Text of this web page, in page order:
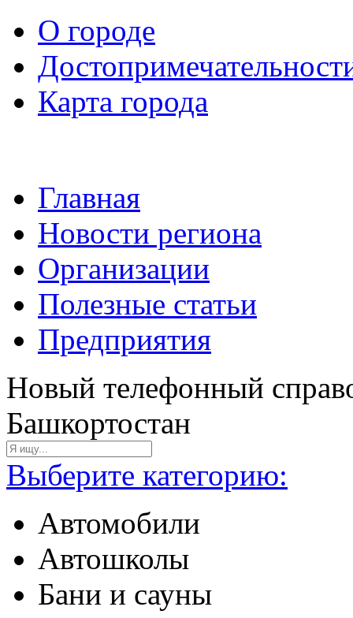
О городе
Карта города
Главная
Новости региона
Организации
Полезные статьи
Предприятия
Новый телефонный
Башкортостан
Выберите категорию:
Автомобили
Автошколы
Бани и сауны